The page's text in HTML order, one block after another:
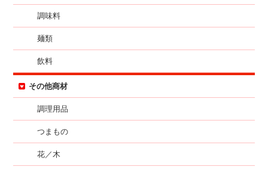
調味料
麺類
飲料
その他商材
調理用品
つまもの
花／木